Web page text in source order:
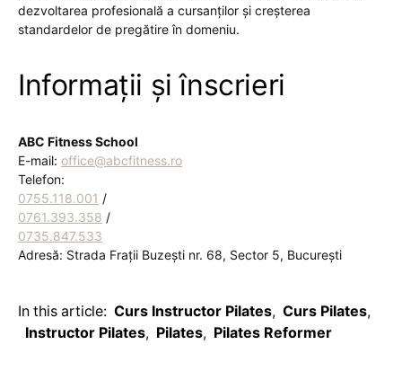
dezvoltarea profesională a cursanților și creșterea
standardelor de pregătire în domeniu.
Informații și înscrieri
ABC Fitness School
E-mail: office@abcfitness.ro
Telefon:
0755.118.001 /
0761.393.358 /
0735.847.533
Adresă: Strada Frații Buzești nr. 68, Sector 5, București
In this article: Curs Instructor Pilates, Curs Pilates,
Instructor Pilates, Pilates, Pilates Reformer